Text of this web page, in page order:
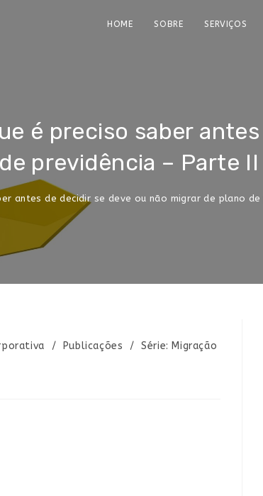
HOME SOBRE SERVIÇOS
é preciso saber
previdência – Parte II
antes de decidir se deve ou não migrar de plano de
/ Publicações / Série: Migração